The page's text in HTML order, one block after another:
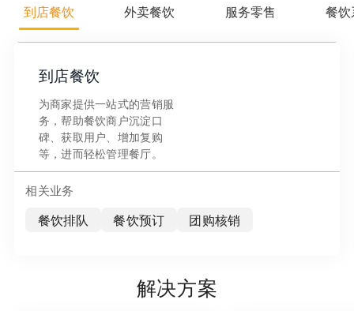
到店餐饮 外卖餐饮 服务零售 餐饮
到店餐饮
为商家提供一站式的营销服
务，帮助餐饮商户沉淀口
碑、获取用户、增加复购
等，进而轻松管理餐厅。
相关业务
餐饮排队 餐饮预订 团购核销
解决方案